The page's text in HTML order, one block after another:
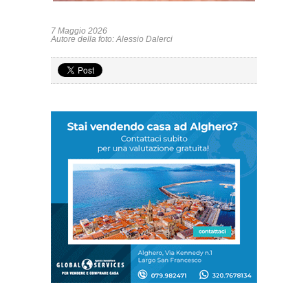
7 Maggio 2026
Autore della foto: Alessio Dalerci